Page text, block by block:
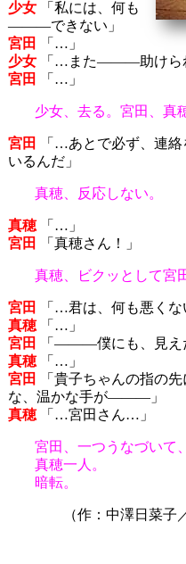
少女「私には、何も
―――できない」
宮田
「…」
少女「…また―――助けら
宮田
「…」
少女、去る。宮田、真
宮田
「…あとで必ず、連絡
いるんだ」
真穂、反応しない。
真穂「…」
宮田
「真穂さん！」
真穂、ビクッとして宮
宮田
「…君は、何も悪くな
真穂「…」
宮田
「―――僕にも、見え
真穂「…」
宮田
「貴子ちゃんの指の
な、温かな手が―――」
真穂「…宮田さん…」
宮田、一つうなづいて
真穂一人。
暗転。
（作：中澤日菜子